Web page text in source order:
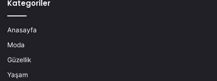
Kategoriler
Anasayfa
Moda
Güzellik
Yaşam